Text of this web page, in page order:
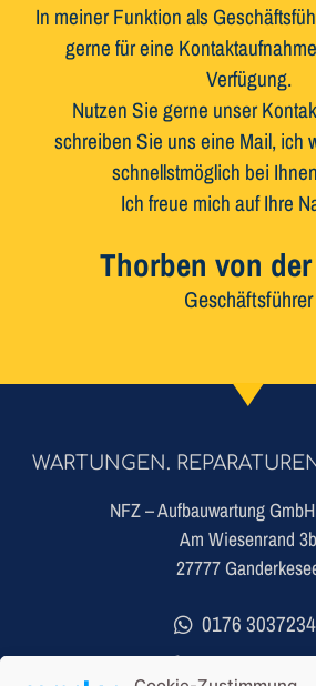
In meiner Funktion als
gerne für eine
Verfügung.
Nutzen Sie gerne unser
schreiben Sie uns eine Mail, ich
schnellstmöglich bei
Ich freue mich auf Ihre
Thorben von
Geschäftsführer
WARTUNGEN.
NFZ – Aufbauwartung
Am Wiesenrand 3b
27777
0176
04223